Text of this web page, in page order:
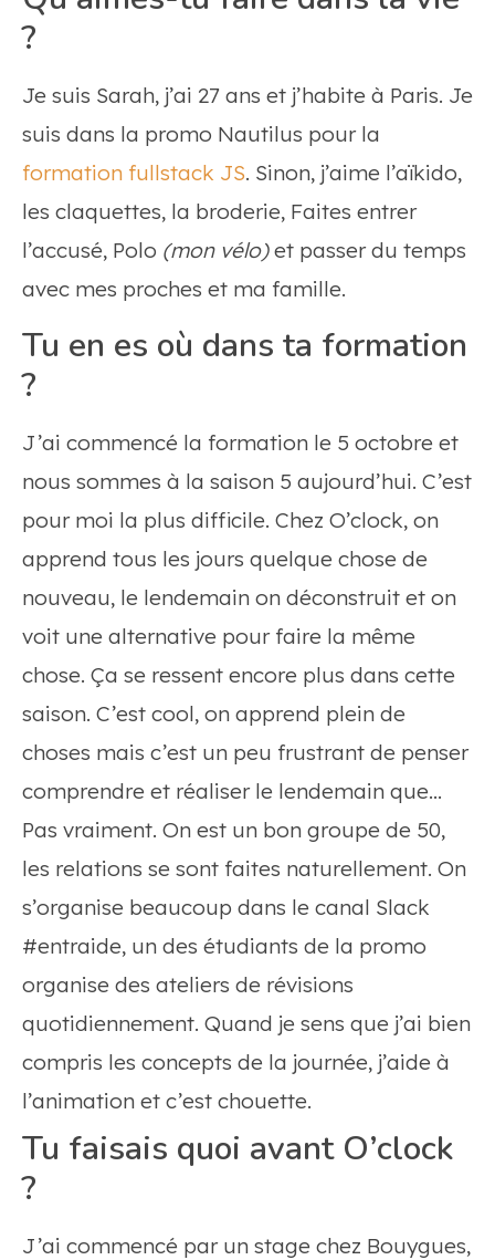
?
Je suis Sarah, j’ai 27 ans et j’habite à Paris. Je
suis dans la promo Nautilus pour la
formation fullstack JS. Sinon, j’aime l’aïkido,
les claquettes, la broderie, Faites entrer
l’accusé, Polo (mon vélo)et passer du temps
avec mes proches et ma famille.
Tu en es où dans ta formation
?
J’ai commencé la formation le 5 octobre et
nous sommes à la saison 5 aujourd’hui. C’est
pour moi la plus difficile. Chez O’clock, on
apprend tous les jours quelque chose de
nouveau, le lendemain on déconstruit et on
voit une alternative pour faire la même
chose. Ça se ressent encore plus dans cette
saison. C’est cool, on apprend plein de
choses mais c’est un peu frustrant de penser
comprendre et réaliser le lendemain que…
Pas vraiment. On est un bon groupe de 50,
les relations se sont faites naturellement. On
s’organise beaucoup dans le canal Slack
#entraide, un des étudiants de la promo
organise des ateliers de révisions
quotidiennement. Quand je sens que j’ai bien
compris les concepts de la journée, j’aide à
l’animation et c’est chouette.
Tu faisais quoi avant O’clock
?
J’ai commencé par un stage chez Bouygues,